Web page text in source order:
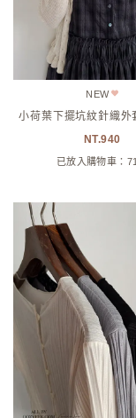
NEW
小荷葉下擺坑紋針織外
940
已放入購物車：